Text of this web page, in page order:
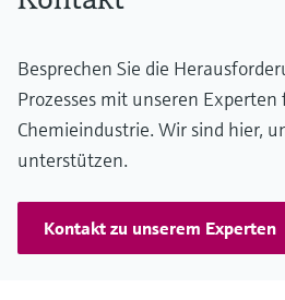
Besprechen Sie die
Prozesses mit unseren Experten
Chemieindustrie. Wir sind hier,
unterstützen.
Kontakt zu unserem Experten